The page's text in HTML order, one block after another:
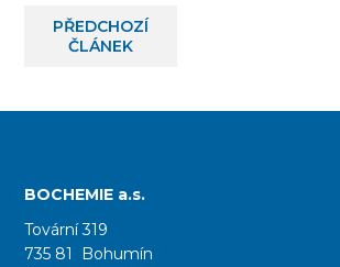
PŘEDCHOZÍ
ČLÁNEK
BOCHEMIE a.s.
Tovární 319
735 81 Bohumín